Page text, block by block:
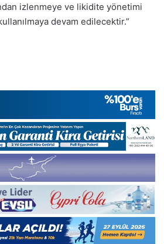
izlenmeye ve likidite yönetimi
devam edilecektir.”